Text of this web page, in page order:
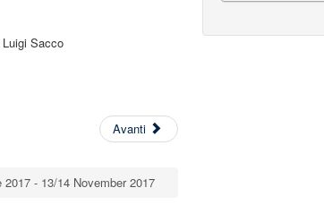
Sacco
Avanti
- 13/14 November 2017